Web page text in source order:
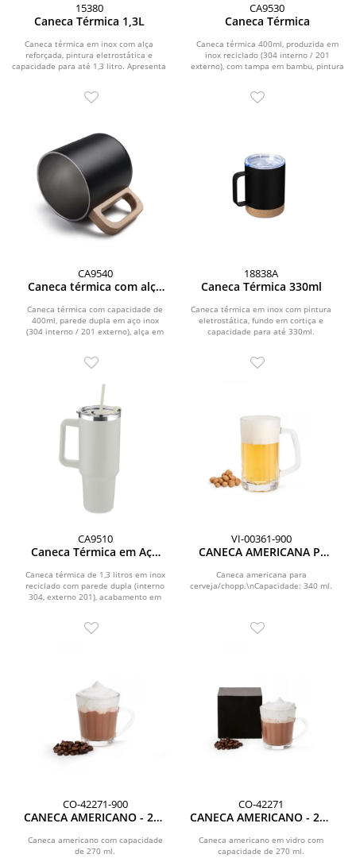
15380
Caneca Térmica 1,3L
Caneca térmica em inox com alça
reforçada, pintura eletrostática e
capacidade para até 1,3 litro. Apresenta
CA9530
Caneca Térmica
Caneca térmica 400ml, produzida em
inox reciclado (304 interno / 201
externo), com tampa em bambu, pintura
CA9540
Caneca térmica com alça
Caneca térmica com capacidade de
400ml, parede dupla em aço inox
(304 interno / 201 externo), alça em
18838A
Caneca Térmica 330ml
Caneca térmica em inox com pintura
eletrostática, fundo em cortiça e
capacidade para até 330ml.
CA9510
Caneca Térmica em Aço
Caneca térmica de 1,3 litros em inox
reciclado com parede dupla (interno
304, externo 201), acabamento em
VI-00361-900
CANECA AMERICANA P/
Caneca americana para
cerveja/chopp.\nCapacidade: 340 ml.
CO-42271-900
CANECA AMERICANO - 270
Caneca americano com capacidade
de 270 ml.
CO-42271
CANECA AMERICANO - 270
Caneca americano em vidro com
capacidade de 270 ml.